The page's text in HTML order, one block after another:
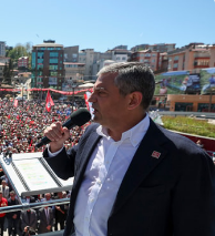
“Akın Gürlek, bir kasa
ses kayıtlarını
sesleniyorum. O
memleketi kurtarırsın
dönersin" dedi.